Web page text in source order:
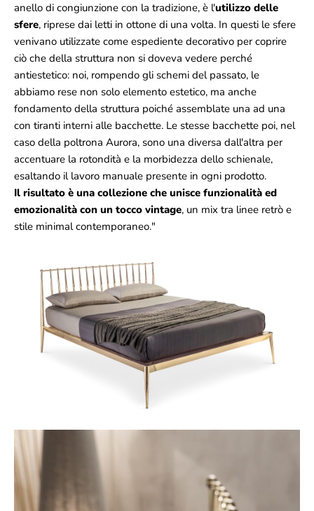
anello di congiunzione con la tradizione, è l'utilizzo delle
sfere, riprese dai letti in ottone di una volta. In questi le sfere
venivano utilizzate come espediente decorativo per coprire
ciò che della struttura non si doveva vedere perché
antiestetico: noi, rompendo gli schemi del passato, le
abbiamo rese non solo elemento estetico, ma anche
fondamento della struttura poiché assemblate una ad una
con tiranti interni alle bacchette. Le stesse bacchette poi, nel
caso della poltrona Aurora, sono una diversa dall'altra per
accentuare la rotondità e la morbidezza dello schienale,
esaltando il lavoro manuale presente in ogni prodotto.
Il risultato è una collezione che unisce funzionalità ed
emozionalità con un tocco vintage, un mix tra linee retrò e
stile minimal contemporaneo."